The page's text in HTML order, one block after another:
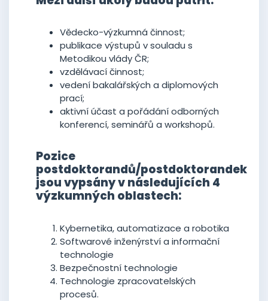
Vědecko-výzkumná činnost;
publikace výstupů v souladu s
Metodikou vlády ČR;
vzdělávací činnost;
vedení bakalářských a diplomových
prací;
aktivní účast a pořádání odborných
konferencí, seminářů a workshopů.
Pozice
postdoktorandů/postdoktorandek
jsou vypsány v následujících 4
výzkumných oblastech:
Kybernetika, automatizace a robotika
Softwarové inženýrství a informační
technologie
Bezpečnostní technologie
Technologie zpracovatelských
procesů.